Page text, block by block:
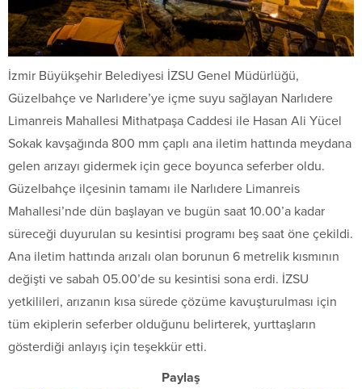
İzmir Büyükşehir Belediyesi İZSU Genel Müdürlüğü,
Güzelbahçe ve Narlıdere’ye içme suyu sağlayan Narlıdere
Limanreis Mahallesi Mithatpaşa Caddesi ile Hasan Ali Yücel
Sokak kavşağında 800 mm çaplı ana iletim hattında meydana
gelen arızayı gidermek için gece boyunca seferber oldu.
Güzelbahçe ilçesinin tamamı ile Narlıdere Limanreis
Mahallesi’nde dün başlayan ve bugün saat 10.00’a kadar
süreceği duyurulan su kesintisi programı beş saat öne çekildi.
Ana iletim hattında arızalı olan borunun 6 metrelik kısmının
değişti ve sabah 05.00’de su kesintisi sona erdi. İZSU
yetkilileri, arızanın kısa sürede çözüme kavuşturulması için
tüm ekiplerin seferber olduğunu belirterek, yurttaşların
gösterdiği anlayış için teşekkür etti.
Paylaş